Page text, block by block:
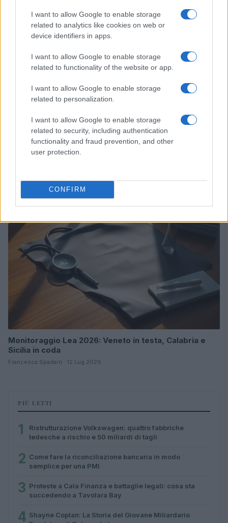
I want to allow Google to enable storage
related to analytics like cookies on web or
device identifiers in apps.
I want to allow Google to enable storage
related to functionality of the website or app.
I want to allow Google to enable storage
related to personalization.
I want to allow Google to enable storage
related to security, including authentication
functionality and fraud prevention, and other
user protection.
CONFIRM
MONEY NEWS
Come le tensioni in Medio Oriente e gli investimenti in
MONEY NEWS
Monitoraggio Lea 2026: Veneto in testa, Calabria e
Sicilia in coda
Francesca Spadaro · 12 Lug 2026
PIÙ LETTI
1
Ristrutturazione Volkswagen: quattro fabbriche
tedesche a rischio e 50 miliardi di tagli
2 Come fare la riconciliazione bancaria in modo
semplice per una PMI
3 Proteste a Cala Finanza e battaglie legali: cosa sta
succedendo a Tavolara Bay
4 Shayne Coplan: La Storia del Giovane Miliardario